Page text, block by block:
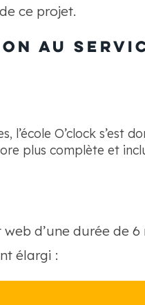
ce projet.
au
l’école O’clock s’est
plus complète et
d’une durée de
élargi :